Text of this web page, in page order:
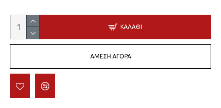
ΚΑΛΆΘΙ
ΆΜΕΣΗ ΑΓΟΡΆ